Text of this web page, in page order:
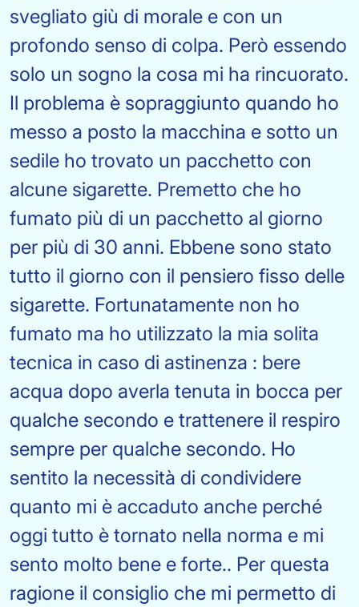
svegliato giù di morale e con un
profondo senso di colpa. Però essendo
solo un sogno la cosa mi ha rincuorato.
Il problema è sopraggiunto quando ho
messo a posto la macchina e sotto un
sedile ho trovato un pacchetto con
alcune sigarette. Premetto che ho
fumato più di un pacchetto al giorno
per più di 30 anni. Ebbene sono stato
tutto il giorno con il pensiero fisso delle
sigarette. Fortunatamente non ho
fumato ma ho utilizzato la mia solita
tecnica in caso di astinenza : bere
acqua dopo averla tenuta in bocca per
qualche secondo e trattenere il respiro
sempre per qualche secondo. Ho
sentito la necessità di condividere
quanto mi è accaduto anche perché
oggi tutto è tornato nella norma e mi
sento molto bene e forte.. Per questa
ragione il consiglio che mi permetto di